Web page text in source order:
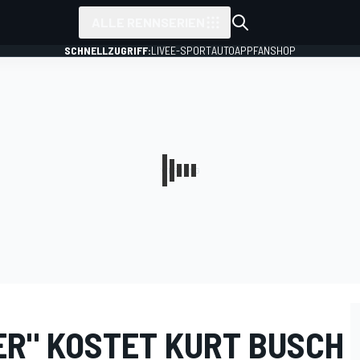
SCHNELLZUGRIFF:LIVEE-SPORTAUTOAPPFANSHOP
KOSTET KURT BUSCH